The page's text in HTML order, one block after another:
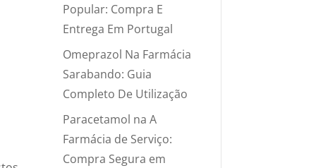
Popular: Compra E
Entrega Em Portugal
Omeprazol Na Farmácia
Sarabando: Guia
Completo De Utilização
Paracetamol na A
Farmácia de Serviço:
Compra Segura em